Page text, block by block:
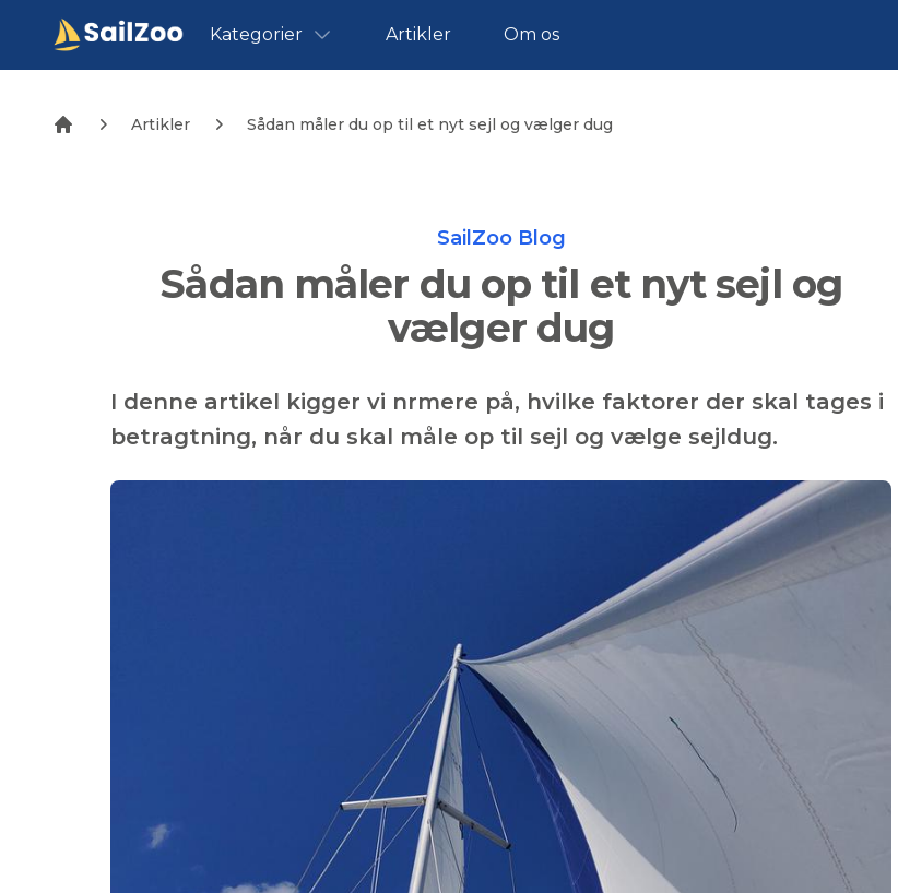
Kategorier Artikler Om os
Artikler Sådan måler du op til et nyt sejl og vælger dug
SailZoo Blog
Sådan måler du op til et nyt sejl og
vælger dug
I denne artikel kigger vi nrmere på, hvilke faktorer der skal tages i
betragtning, når du skal måle op til sejl og vælge sejldug.